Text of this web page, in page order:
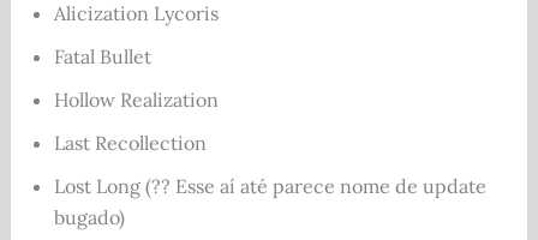
Alicization Lycoris
Fatal Bullet
Hollow Realization
Last Recollection
Lost Long (?? Esse aí até parece nome de update
bugado)